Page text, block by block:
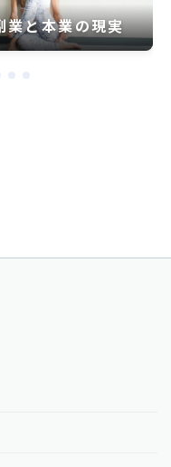
ラム完全解説-4つの
内容の詳細